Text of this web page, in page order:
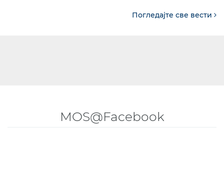
Погледајте све вести
MOS@Facebook